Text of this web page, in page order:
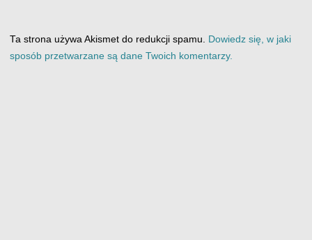
Ta strona używa Akismet do redukcji spamu. Dowiedz się, w jaki
sposób przetwarzane są dane Twoich komentarzy.